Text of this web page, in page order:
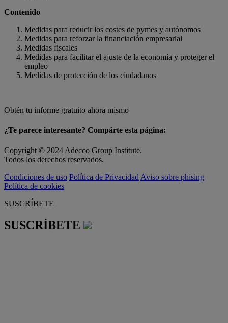
Contenido
Medidas para reducir los costes de pymes y autónomos
Medidas para reforzar la financiación empresarial
Medidas fiscales
Medidas para facilitar el ajuste de la economía y proteger el
empleo
Medidas de protección de los ciudadanos
Obtén tu informe gratuito ahora mismo
¿Te parece interesante? Compárte esta página:
Copyright © 2024 Adecco Group Institute.
Todos los derechos reservados.
Condiciones de uso Política de Privacidad Aviso sobre phising
Política de cookies
SUSCRÍBETE
SUSCRÍBETE